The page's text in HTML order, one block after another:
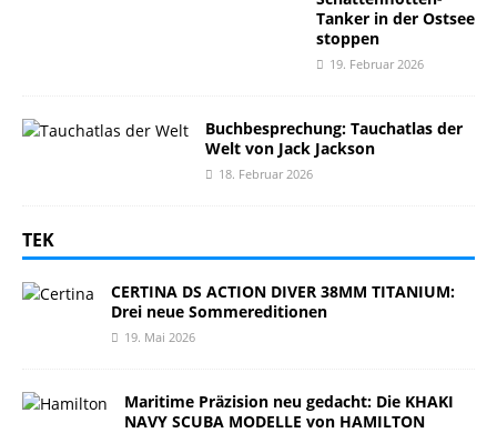
Tanker in der Ostsee
stoppen
19. Februar 2026
Buchbesprechung: Tauchatlas der
Welt von Jack Jackson
18. Februar 2026
TEK
CERTINA DS ACTION DIVER 38MM TITANIUM:
Drei neue Sommereditionen
19. Mai 2026
Maritime Präzision neu gedacht: Die KHAKI
NAVY SCUBA MODELLE von HAMILTON